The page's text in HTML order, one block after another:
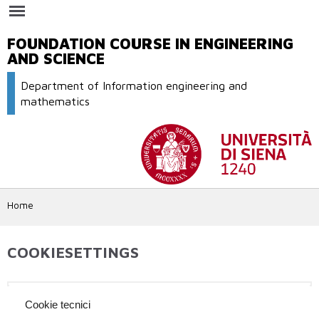
FOUNDATION COURSE IN ENGINEERING
AND SCIENCE
Department of Information engineering and
mathematics
Home
COOKIESETTINGS
Cookie tecnici